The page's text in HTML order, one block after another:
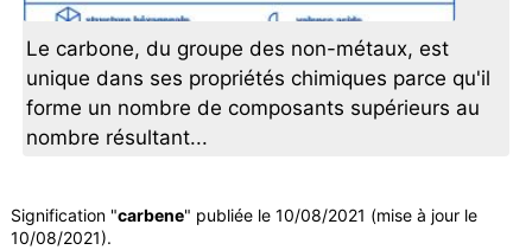
Le carbone, du groupe des non-métaux, est
unique dans ses propriétés chimiques parce qu'il
forme un nombre de composants supérieurs au
nombre résultant...
Signification "carbene" publiée le 10/08/2021 (mise à jour le
10/08/2021).